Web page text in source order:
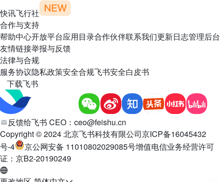
快讯飞行社
合作与支持
帮助中心开放平台应用目录合作伙伴联系我们更新日志管理后台
友情链接举报与反馈
法律与合规
服务协议隐私政策安全合规飞书安全白皮书
下载飞书
反馈给飞书 CEO： ceo@feishu.cn
Copyright © 2024 北京飞书科技有限公司京ICP备16045432
号-4
京公网安备 11010802029085号增值电信业务经营许可
证：京B2-20190249